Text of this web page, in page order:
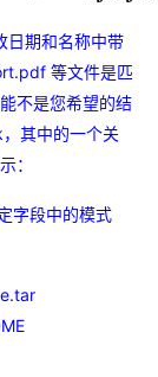
日期和名称中带
等文件是匹
不是您希望的结
其中的一个关
：
字段中的模式